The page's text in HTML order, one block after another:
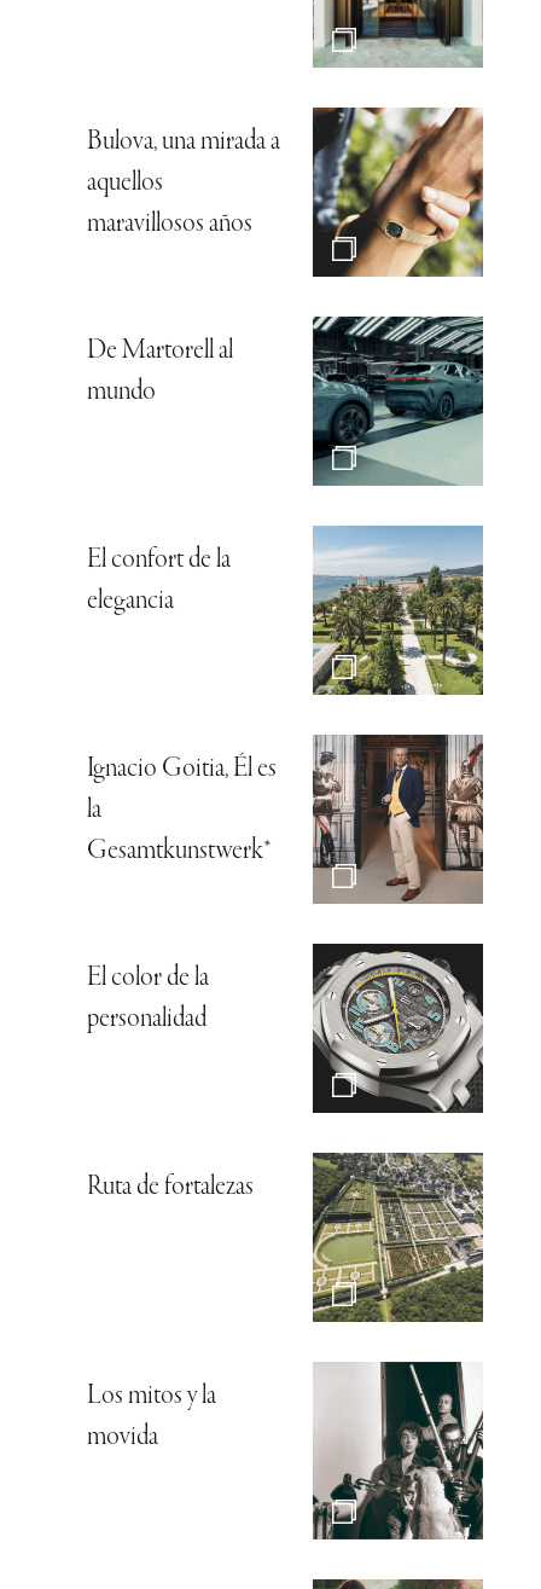
Bulova, una mirada a
aquellos
maravillosos años
De Martorell al
mundo
El confort de la
elegancia
Ignacio Goitia, Él es
la
Gesamtkunstwerk*
El color de la
personalidad
Ruta de fortalezas
Los mitos y la
movida